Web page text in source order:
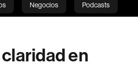
Negocios Podcasts
en